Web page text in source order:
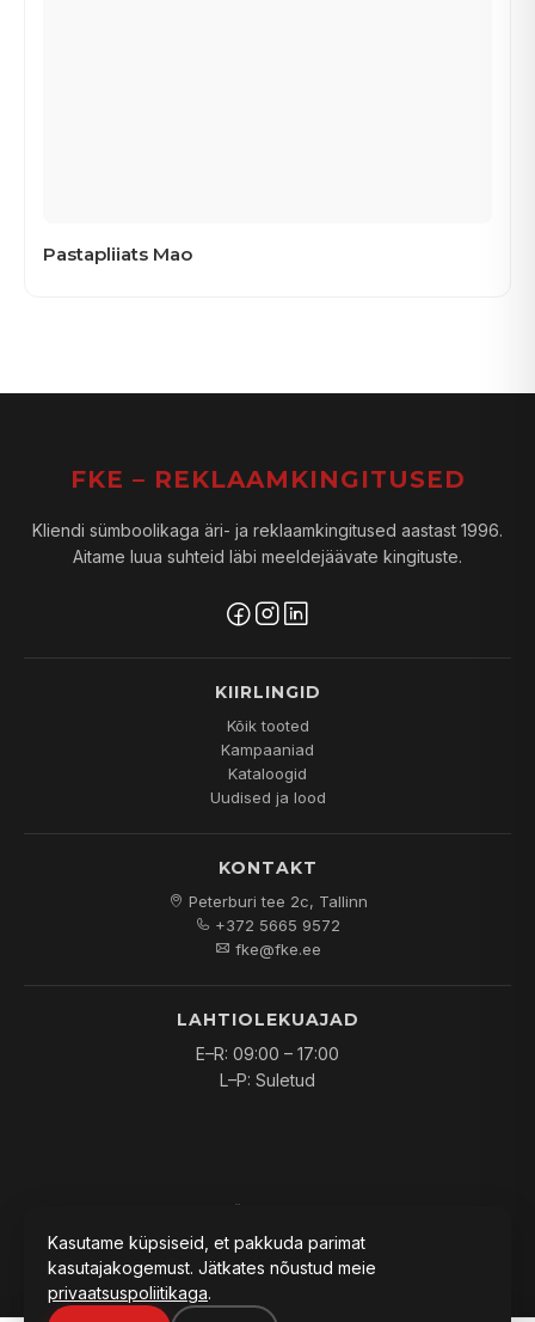
Pastapliiats Mao
FKE – REKLAAMKINGITUSED
Kliendi sümboolikaga äri- ja reklaamkingitused aastast 1996.
Aitame luua suhteid läbi meeldejäävate kingituste.
KIIRLINGID
Kõik tooted
Kampaaniad
Kataloogid
Uudised ja lood
KONTAKT
Peterburi tee 2c, Tallinn
+372 5665 9572
fke@fke.ee
LAHTIOLEKUAJAD
E–R: 09:00 – 17:00
L–P: Suletud
Kasutame küpsiseid, et pakkuda parimat
kasutajakogemust. Jätkates nõustud meie
privaatsuspoliitikaga.